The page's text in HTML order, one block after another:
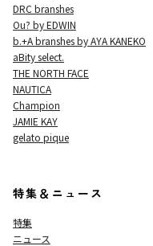
DRC branshes
Ou? by EDWIN
b.+A branshes by AYA KANEKO
aBity select.
THE NORTH FACE
NAUTICA
Champion
JAMIE KAY
gelato pique
特集＆ニュース
特集
ニュース